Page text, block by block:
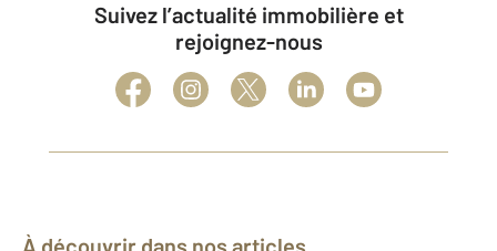
Suivez l’actualité immobilière et
rejoignez-nous
À découvrir dans nos articles